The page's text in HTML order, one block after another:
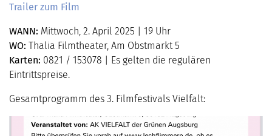
Trailer zum Film
WANN: Mittwoch, 2. April 2025 | 19 Uhr
WO: Thalia Filmtheater, Am Obstmarkt 5
Karten: 0821 / 153078 | Es gelten die regulären
Eintrittspreise.
Gesamtprogramm des 3. Filmfestivals Vielfalt: